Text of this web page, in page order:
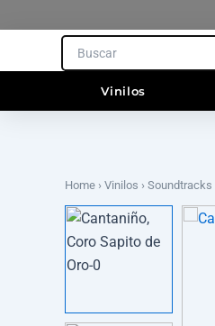
al
Vinilos
Search
Home › Vinilos › Soundtracks